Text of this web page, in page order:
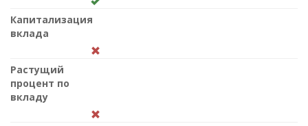
Капитализация
вклада
Растущий
процент по
вкладу